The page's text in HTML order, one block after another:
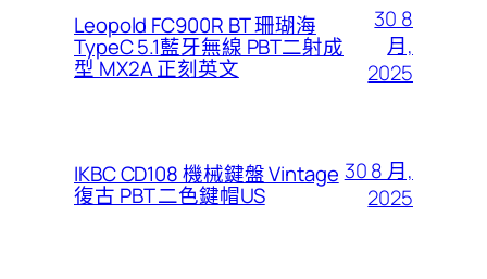
Leopold FC900R BT 珊瑚海
TypeC 5.1藍牙無線 PBT二射成
型 MX2A 正刻英文
30 8
月,
2025
IKBC CD108 機械鍵盤 Vintage
復古 PBT 二色鍵帽US
30 8 月,
2025